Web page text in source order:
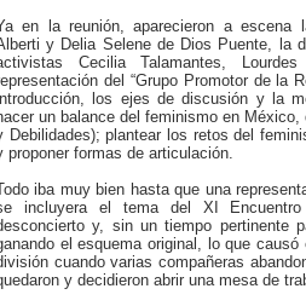
en la reunión, aparecieron a escena
y Delia Selene de Dios Puente, la
Cecilia Talamantes,
del “Grupo Promotor de la
los ejes de discusión y la
un balance del feminismo en
Debilidades); plantear los retos del
proponer formas de articulación.
iba muy bien hasta que una
incluyera el tema del XI Encuentro
y, sin un tiempo pertinente
el esquema original, lo que
cuando varias compañeras
y decidieron abrir una mesa de